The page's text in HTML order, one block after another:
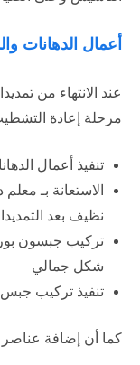
أعمال الدهانات
عند الانتهاء من
مرحلة إعادة
تنفيذ أعمال
الاستعانة بـ
نظيف بعد
تركيب جبسون
شكل جمالي
تنفيذ تركيب
كما أن إضافة